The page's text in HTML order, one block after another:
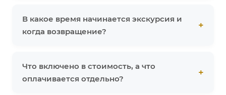
В какое время начинается экскурсия и
когда возвращение?
Что включено в стоимость, а что
оплачивается отдельно?